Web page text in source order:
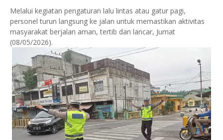
Melalui kegiatan pengaturan lalu lintas atau gatur pagi,
personel turun langsung ke jalan untuk memastikan aktivitas
masyarakat berjalan aman, tertib dan lancar, Jumat
(08/05/2026).